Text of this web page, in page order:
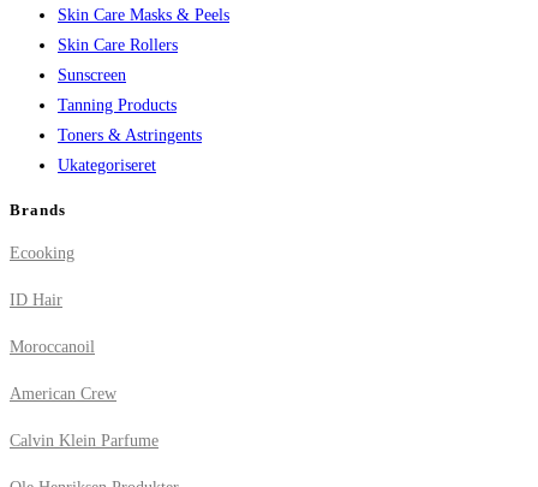
Skin Care Masks & Peels
Skin Care Rollers
Sunscreen
Tanning Products
Toners & Astringents
Ukategoriseret
Brands
Ecooking
ID Hair
Moroccanoil
American Crew
Calvin Klein Parfume